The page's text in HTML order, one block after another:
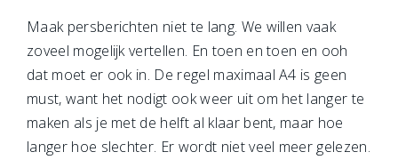
Maak persberichten niet te lang. We willen vaak
zoveel mogelijk vertellen. En toen en toen en ooh
dat moet er ook in. De regel maximaal A4 is geen
must, want het nodigt ook weer uit om het langer te
maken als je met de helft al klaar bent, maar hoe
langer hoe slechter. Er wordt niet veel meer gelezen.